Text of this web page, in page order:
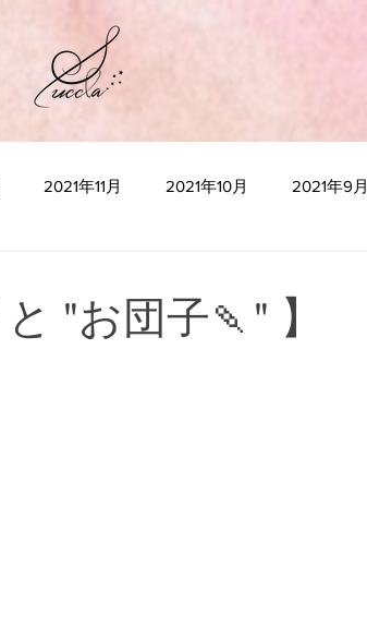
2021年11月 2021年10月 2021年9月
"お団子🍡" 】